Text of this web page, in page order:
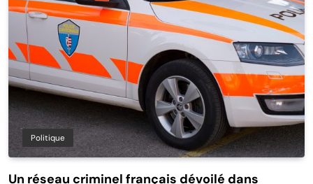
Politique
Un réseau criminel français dévoilé dans